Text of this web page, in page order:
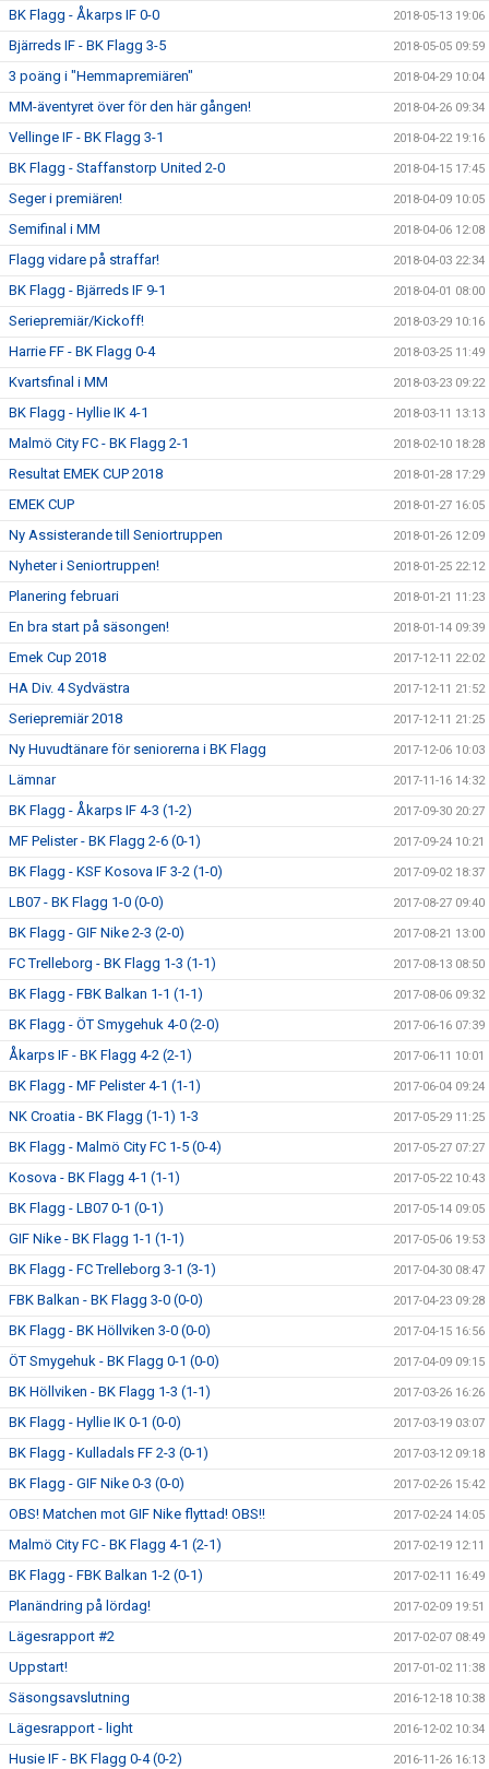
BK Flagg - Åkarps IF 0-0 2018-05-13 19:06
Bjärreds IF - BK Flagg 3-5 2018-05-05 09:59
3 poäng i "Hemmapremiären" 2018-04-29 10:04
MM-äventyret över för den här gången! 2018-04-26 09:34
Vellinge IF - BK Flagg 3-1 2018-04-22 19:16
BK Flagg - Staffanstorp United 2-0 2018-04-15 17:45
Seger i premiären! 2018-04-09 10:05
Semifinal i MM 2018-04-06 12:08
Flagg vidare på straffar! 2018-04-03 22:34
BK Flagg - Bjärreds IF 9-1 2018-04-01 08:00
Seriepremiär/Kickoff! 2018-03-29 10:16
Harrie FF - BK Flagg 0-4 2018-03-25 11:49
Kvartsfinal i MM 2018-03-23 09:22
BK Flagg - Hyllie IK 4-1 2018-03-11 13:13
Malmö City FC - BK Flagg 2-1 2018-02-10 18:28
Resultat EMEK CUP 2018 2018-01-28 17:29
EMEK CUP 2018-01-27 16:05
Ny Assisterande till Seniortruppen 2018-01-26 12:09
Nyheter i Seniortruppen! 2018-01-25 22:12
Planering februari 2018-01-21 11:23
En bra start på säsongen! 2018-01-14 09:39
Emek Cup 2018 2017-12-11 22:02
HA Div. 4 Sydvästra 2017-12-11 21:52
Seriepremiär 2018 2017-12-11 21:25
Ny Huvudtänare för seniorerna i BK Flagg 2017-12-06 10:03
Lämnar 2017-11-16 14:32
BK Flagg - Åkarps IF 4-3 (1-2) 2017-09-30 20:27
MF Pelister - BK Flagg 2-6 (0-1) 2017-09-24 10:21
BK Flagg - KSF Kosova IF 3-2 (1-0) 2017-09-02 18:37
LB07 - BK Flagg 1-0 (0-0) 2017-08-27 09:40
BK Flagg - GIF Nike 2-3 (2-0) 2017-08-21 13:00
FC Trelleborg - BK Flagg 1-3 (1-1) 2017-08-13 08:50
BK Flagg - FBK Balkan 1-1 (1-1) 2017-08-06 09:32
BK Flagg - ÖT Smygehuk 4-0 (2-0) 2017-06-16 07:39
Åkarps IF - BK Flagg 4-2 (2-1) 2017-06-11 10:01
BK Flagg - MF Pelister 4-1 (1-1) 2017-06-04 09:24
NK Croatia - BK Flagg (1-1) 1-3 2017-05-29 11:25
BK Flagg - Malmö City FC 1-5 (0-4) 2017-05-27 07:27
Kosova - BK Flagg 4-1 (1-1) 2017-05-22 10:43
BK Flagg - LB07 0-1 (0-1) 2017-05-14 09:05
GIF Nike - BK Flagg 1-1 (1-1) 2017-05-06 19:53
BK Flagg - FC Trelleborg 3-1 (3-1) 2017-04-30 08:47
FBK Balkan - BK Flagg 3-0 (0-0) 2017-04-23 09:28
BK Flagg - BK Höllviken 3-0 (0-0) 2017-04-15 16:56
ÖT Smygehuk - BK Flagg 0-1 (0-0) 2017-04-09 09:15
BK Höllviken - BK Flagg 1-3 (1-1) 2017-03-26 16:26
BK Flagg - Hyllie IK 0-1 (0-0) 2017-03-19 03:07
BK Flagg - Kulladals FF 2-3 (0-1) 2017-03-12 09:18
BK Flagg - GIF Nike 0-3 (0-0) 2017-02-26 15:42
OBS! Matchen mot GIF Nike flyttad! OBS!! 2017-02-24 14:05
Malmö City FC - BK Flagg 4-1 (2-1) 2017-02-19 12:11
BK Flagg - FBK Balkan 1-2 (0-1) 2017-02-11 16:49
Planändring på lördag! 2017-02-09 19:51
Lägesrapport #2 2017-02-07 08:49
Uppstart! 2017-01-02 11:38
Säsongsavslutning 2016-12-18 10:38
Lägesrapport - light 2016-12-02 10:34
Husie IF - BK Flagg 0-4 (0-2) 2016-11-26 16:13